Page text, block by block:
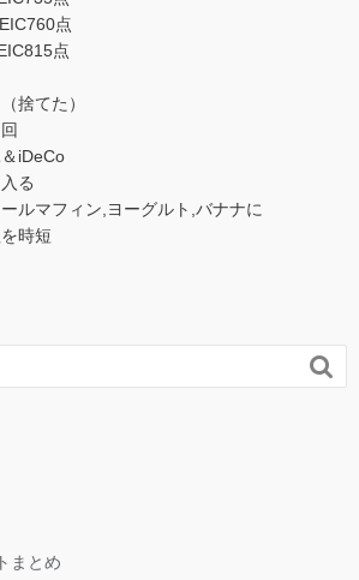
点
点
捨てた）
iDeCo
る
ルマフィン,ヨーグルト,バナナに
時短

まとめ